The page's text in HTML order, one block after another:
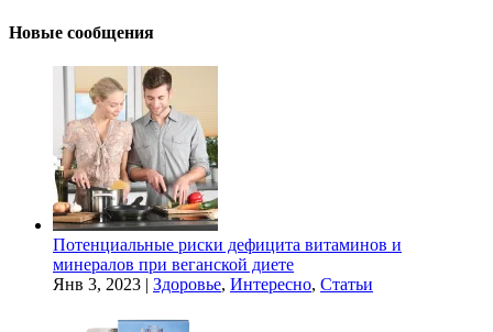
Новые сообщения
Потенциальные риски дефицита витаминов и
минералов при веганской диете
Янв 3, 2023 | Здоровье, Интересно, Статьи